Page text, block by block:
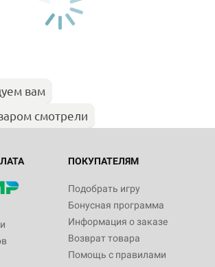
вам
смотрели
ПОКУПАТЕЛЯМ
Подобрать игру
Бонусная программа
Информация о заказе
Возврат товара
Помощь с правилами